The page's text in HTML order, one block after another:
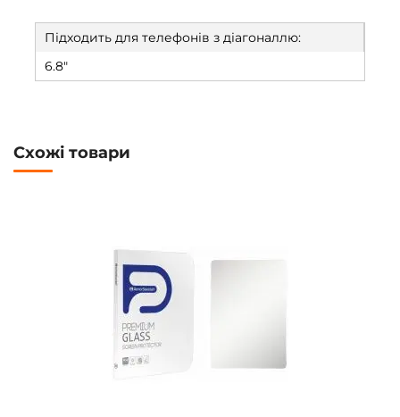
Підходить для телефонів з діагоналлю:
6.8"
Схожі товари